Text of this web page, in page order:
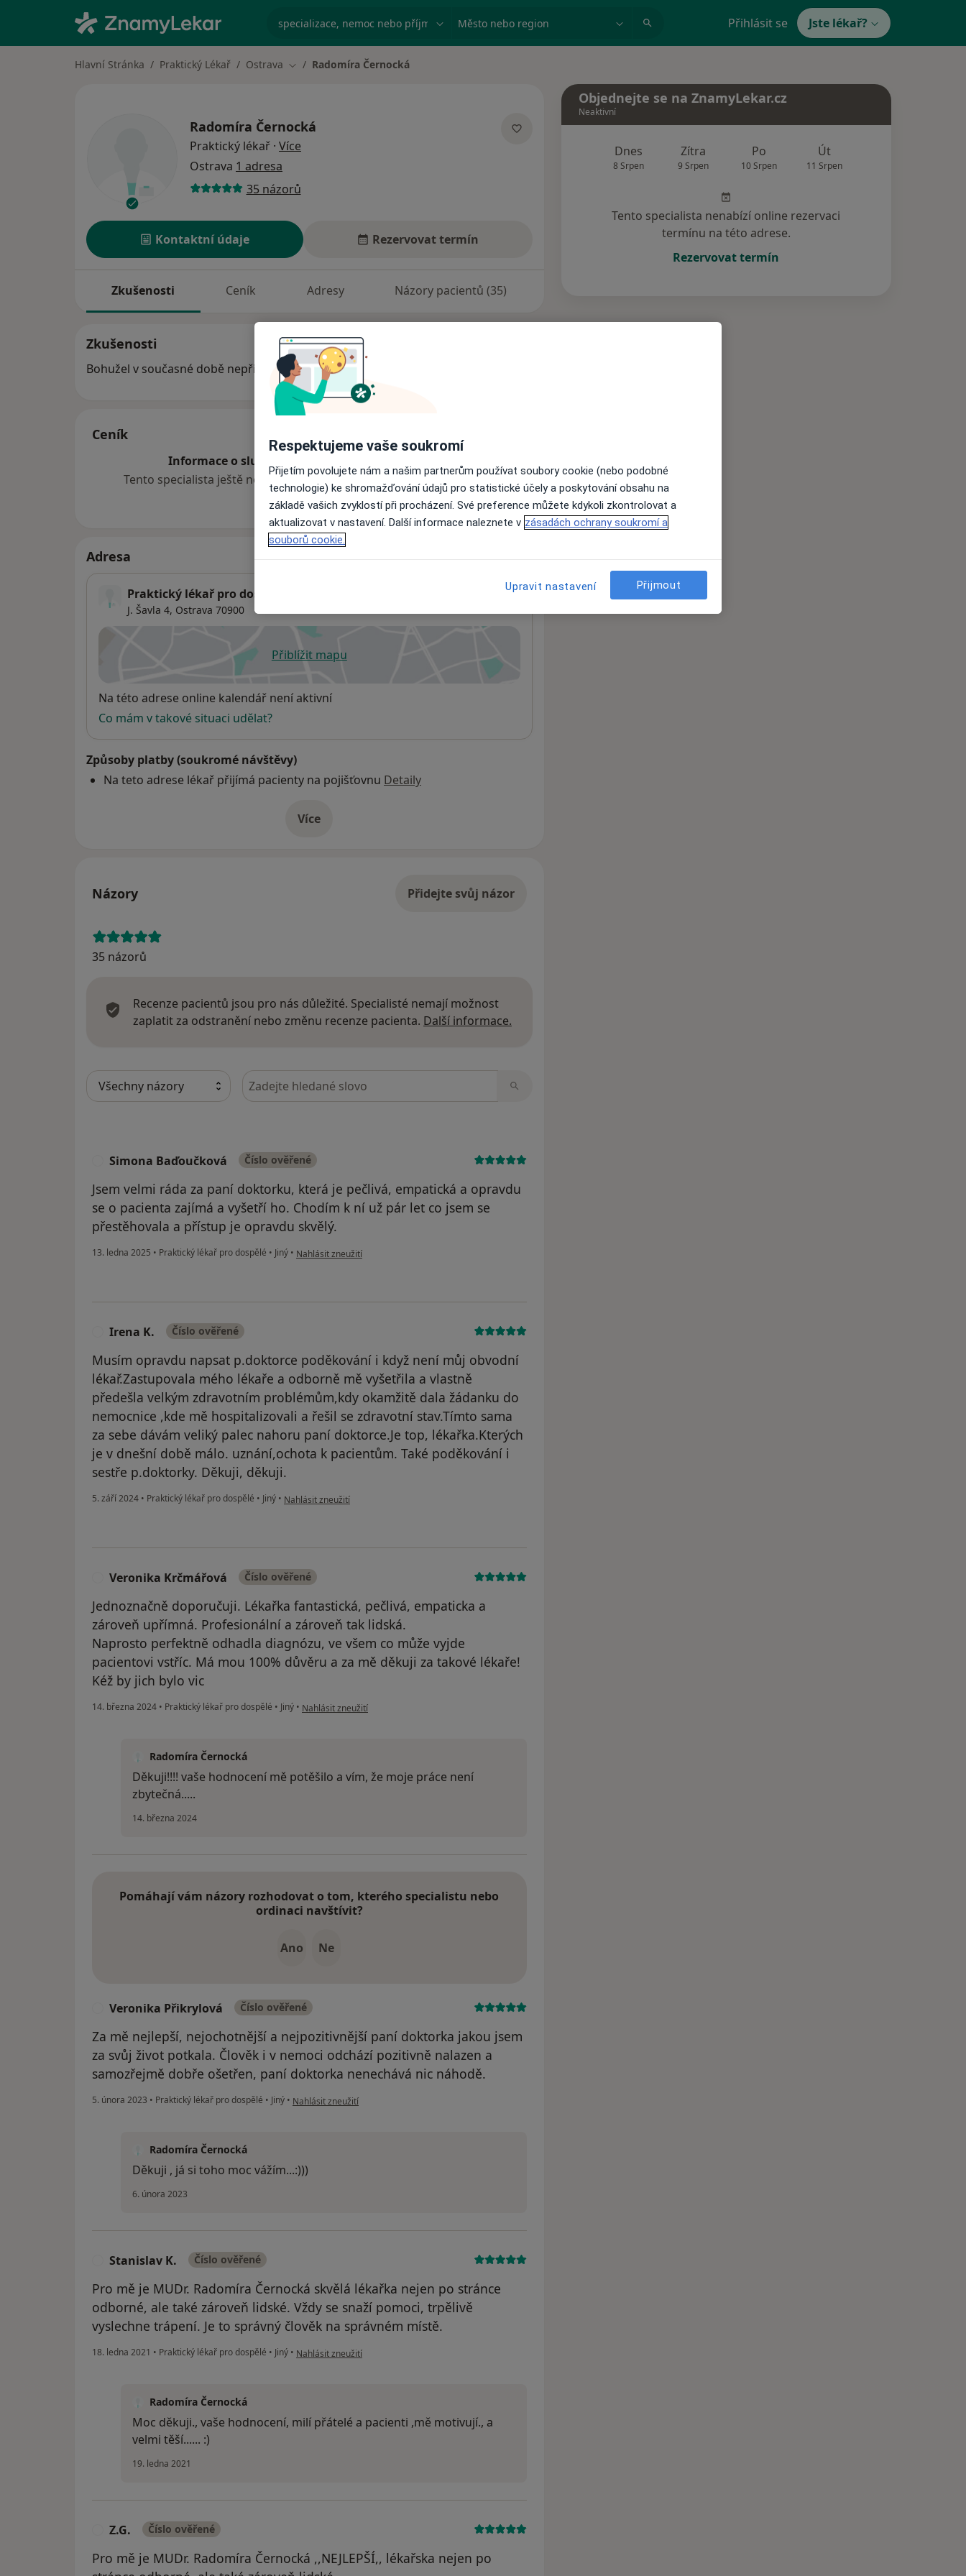
specializace, nemoc nebo příjmení Město nebo region Přihlásit se Jste lékař?
Hlavní Stránka Praktický Lékař Ostrava Změna města
Radomíra Černocká
Radomíra Černocká
Praktický lékař · Více
Ostrava 1 adresa
35 názorů
Kontaktní údaje Rezervovat termín
Zkušenosti Ceník Adresy Názory pacientů (35)
Zkušenosti
Bohužel v současné době nepřijímáme nové pacienty.
Ceník
Informace o službách a cenách nejsou k dispozici
Tento specialista ještě nepřidával žádné informace o svých službách.
Adresa
Praktický lékař pro dospělé
J. Šavla 4, Ostrava 70900
Přiblížit mapuse otevře v nové záložce
Dostupnost
Na této adrese online kalendář není aktivní
Co mám v takové situaci udělat?
Způsoby platby (soukromé návštěvy)
Na teto adrese lékař přijímá pacienty na pojišťovnu Detaily
Víceo adrese
Názory Přidejte svůj názor
35 názorů
Recenze pacientů jsou pro nás důležité. Specialisté nemají možnost
zaplatit za odstranění nebo změnu recenze pacienta. Další informace.
Hledejte v názorech
Simona Baďoučková Číslo ověřené
Jsem velmi ráda za paní doktorku, která je pečlivá, empatická a opravdu
se o pacienta zajímá a vyšetří ho. Chodím k ní už pár let co jsem se
přestěhovala a přístup je opravdu skvělý.
13. ledna 2025 • Praktický lékař pro dospělé • Jiný • podle názoru uživatele Simona Baďoučková
Nahlásit zneužití
Irena K. Číslo ověřené
Musím opravdu napsat p.doktorce poděkování i když není můj obvodní
lékař.Zastupovala mého lékaře a odborně mě vyšetřila a vlastně
předešla velkým zdravotním problémům,kdy okamžitě dala žádanku do
nemocnice ,kde mě hospitalizovali a řešil se zdravotní stav.Tímto sama
za sebe dávám veliký palec nahoru paní doktorce.Je top, lékařka.Kterých
je v dnešní době málo. uznání,ochota k pacientům. Také poděkování i
sestře p.doktorky. Děkuji, děkuji.
5. září 2024 • Praktický lékař pro dospělé • Jiný • podle názoru uživatele Irena K.
Nahlásit zneužití
Veronika Krčmářová Číslo ověřené
Jednoznačně doporučuji. Lékařka fantastická, pečlivá, empaticka a
zároveň upřímná. Profesionální a zároveň tak lidská.
Naprosto perfektně odhadla diagnózu, ve všem co může vyjde
pacientovi vstříc. Má mou 100% důvěru a za mě děkuji za takové lékaře!
Kéž by jich bylo vic
14. března 2024 • Praktický lékař pro dospělé • Jiný • podle názoru uživatele Veronika Krčmářová
Nahlásit zneužití
Radomíra Černocká
Děkuji!!!! vaše hodnocení mě potěšilo a vím, že moje práce není
zbytečná.....
14. března 2024
Pomáhají vám názory rozhodovat o tom, kterého specialistu nebo
ordinaci navštívit?
Ano Ne
Veronika Přikrylová Číslo ověřené
Za mě nejlepší, nejochotnější a nejpozitivnější paní doktorka jakou jsem
za svůj život potkala. Člověk i v nemoci odchází pozitivně nalazen a
samozřejmě dobře ošetřen, paní doktorka nenechává nic náhodě.
5. února 2023 • Praktický lékař pro dospělé • Jiný • podle názoru uživatele Veronika Přikrylová
Nahlásit zneužití
Radomíra Černocká
Děkuji , já si toho moc vážím...:)))
6. února 2023
Stanislav K. Číslo ověřené
Pro mě je MUDr. Radomíra Černocká skvělá lékařka nejen po stránce
odborné, ale také zároveň lidské. Vždy se snaží pomoci, trpělivě
vyslechne trápení. Je to správný člověk na správném místě.
18. ledna 2021 • Praktický lékař pro dospělé • Jiný • podle názoru uživatele Stanislav K.
Nahlásit zneužití
Radomíra Černocká
Moc děkuji., vaše hodnocení, milí přátelé a pacienti ,mě motivují., a
velmi těší...... :)
19. ledna 2021
Z.G. Číslo ověřené
Pro mě je MUDr. Radomíra Černocká ,,NEJLEPŠÍ,, lékařska nejen po
Objednejte se na ZnamyLekar.cz
Neaktivní
Dnes
8 Srpen
Zítra
9 Srpen
Po
10 Srpen
Út
11 Srpen
Tento specialista nenabízí online rezervaci
termínu na této adrese.
Rezervovat termín
Respektujeme vaše soukromí
Přijetím povolujete nám a našim partnerům používat soubory cookie (nebo podobné
technologie) ke shromažďování údajů pro statistické účely a poskytování obsahu na
základě vašich zvyklostí při procházení. Své preference můžete kdykoli zkontrolovat a
aktualizovat v nastavení. Další informace naleznete v zásadách ochrany soukromí a
souborů cookie.
Upravit nastavení Přijmout